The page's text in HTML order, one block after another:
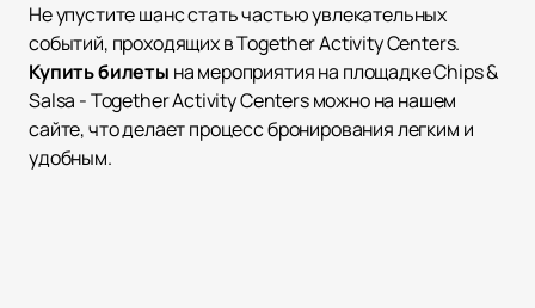
Не упустите шанс стать частью увлекательных
событий, проходящих в Together Activity Centers.
Купить билеты на мероприятия на площадке Chips &
Salsa - Together Activity Centers можно на нашем
сайте, что делает процесс бронирования легким и
удобным.